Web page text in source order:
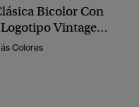
Bicolor Con
Vintage
Colores